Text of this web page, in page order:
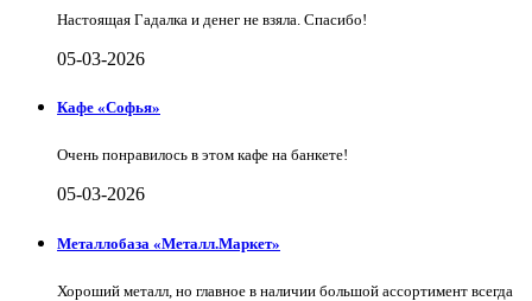
Настоящая Гадалка и денег не взяла. Спасибо!
05-03-2026
Кафе «Софья»
Очень понравилось в этом кафе на банкете!
05-03-2026
Металлобаза «Металл.Маркет»
Хороший металл, но главное в наличии большой ассортимент всегда